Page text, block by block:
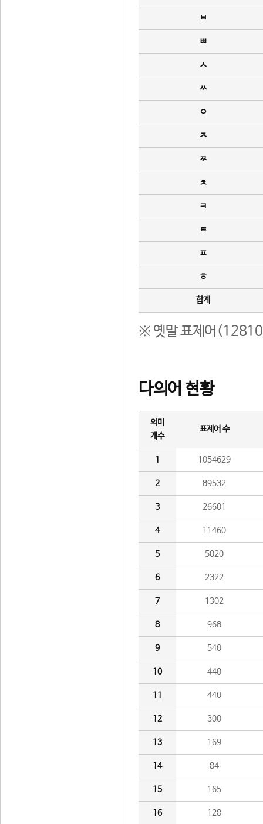
ㅂ
ㅃ
ㅅ
ㅆ
ㅇ
ㅈ
ㅉ
ㅊ
ㅋ
ㅌ
ㅍ
ㅎ
합계
※ 옛말 표제어(12810
다의어 현황
의미
개수
표제어 수
1 1054629
2 89532
3 26601
4 11460
5 5020
6 2322
7 1302
8 968
9 540
10 440
11 440
12 300
13 169
14 84
15 165
16 128